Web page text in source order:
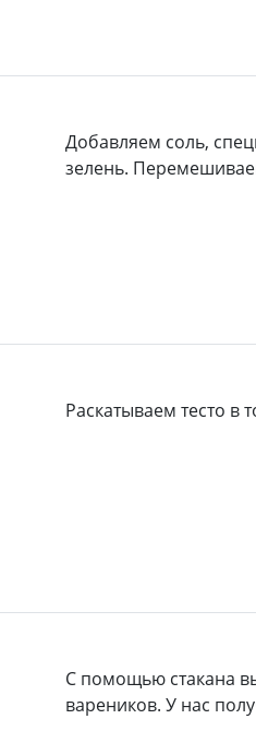
Добавляем соль,
зелень.
Раскатываем тесто в
С помощью стакана
вареников. У нас